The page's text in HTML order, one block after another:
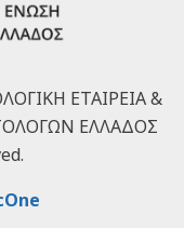
ΕΤΑΙΡΕΙΑ &
ΕΛΛΑΔΟΣ